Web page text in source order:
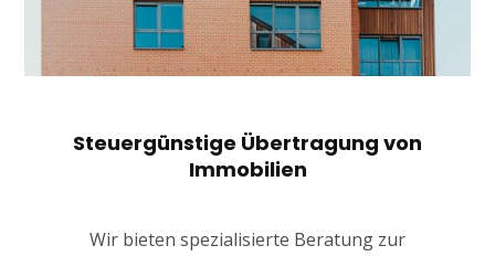
Steuergünstige Übertragung von
Immobilien
Wir bieten spezialisierte Beratung zur